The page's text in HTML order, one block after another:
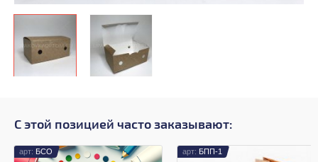
С этой позицией часто заказывают:
БСО БПП-1